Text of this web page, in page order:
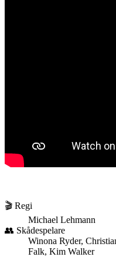
🎬 Regi
Michael Lehmann
👥 Skådespelare
Winona Ryder,
Falk, Kim Walker